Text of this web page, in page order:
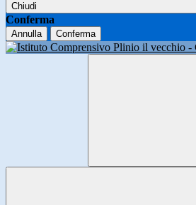
Chiudi
Conferma
Annulla Conferma